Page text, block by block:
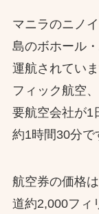
マニラのニノ
島のボホール
運航されてい
フィック航空
要航空会社が1
約1時間30分で
航空券の価格
道約2,000フィ